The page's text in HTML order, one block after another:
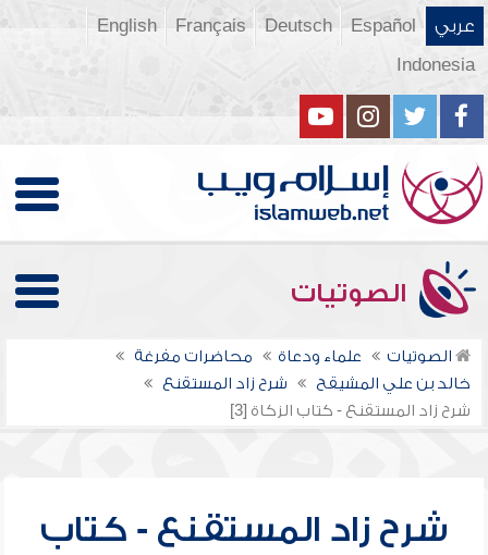
عربي Español
Deutsch
Français
English
Indonesia
الصوتيات
الصوتيات علماء ودعاة
محاضرات مفرغة
خالد بن علي المشيقح
شرح زاد المستقنع
شرح زاد المستقنع - كتاب الزكاة [3]
شرح زاد المستقنع - كتاب